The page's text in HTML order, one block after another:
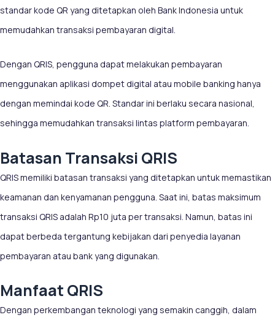
standar kode QR yang ditetapkan oleh Bank Indonesia untuk
memudahkan transaksi pembayaran digital.
Dengan QRIS, pengguna dapat melakukan pembayaran
menggunakan aplikasi dompet digital atau mobile banking hanya
dengan memindai kode QR. Standar ini berlaku secara nasional,
sehingga memudahkan transaksi lintas platform pembayaran.
Batasan Transaksi QRIS
QRIS memiliki batasan transaksi yang ditetapkan untuk memastikan
keamanan dan kenyamanan pengguna. Saat ini, batas maksimum
transaksi QRIS adalah Rp10 juta per transaksi. Namun, batas ini
dapat berbeda tergantung kebijakan dari penyedia layanan
pembayaran atau bank yang digunakan.
Manfaat QRIS
Dengan perkembangan teknologi yang semakin canggih, dalam